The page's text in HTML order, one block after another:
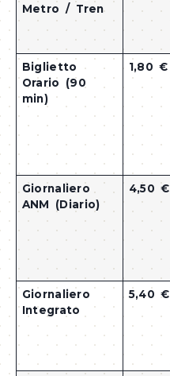
Metro / Tren
Biglietto
Orario (90
min)
1,80 €
Giornaliero
ANM (Diario)
4,50 €
Giornaliero
Integrato
5,40 €